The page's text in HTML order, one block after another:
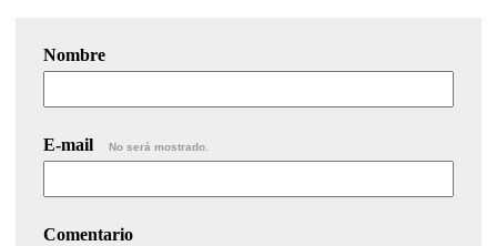
Nombre
E-mail No será mostrado.
Comentario